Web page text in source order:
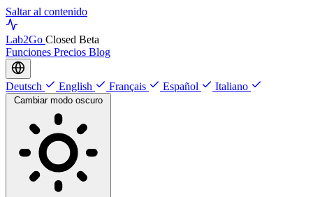
Saltar al contenido
Lab2Go Closed Beta
Funciones Precios Blog
Deutsch English Français Español Italiano
Cambiar modo oscuro